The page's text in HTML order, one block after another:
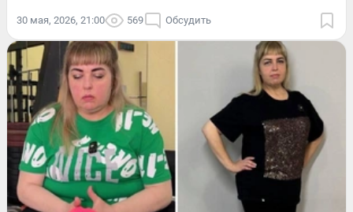
30 мая, 2026, 21:00 569 Обсудить